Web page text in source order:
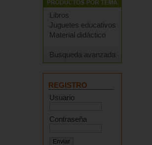
Libros
Juguetes educativos
Material didáctico
Busqueda avanzada
REGISTRO
Usuario
Contraseña